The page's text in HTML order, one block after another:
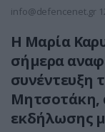
info@defencenet.gr
Η Μαρία
σήμερα
συνέντευξη
Μητσοτάκη,
εκδήλωσης